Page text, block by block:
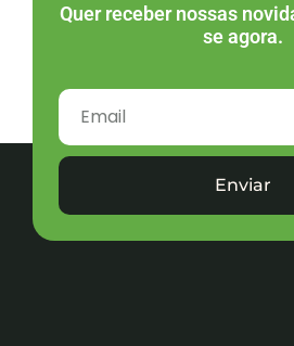
Quer receber nossas
se agora.
Enviar